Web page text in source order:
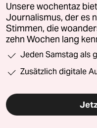
Unsere wochentaz
Journalismus, der es
Stimmen, die
zehn Wochen lang
Jeden Samstag als
Zusätzlich digitale